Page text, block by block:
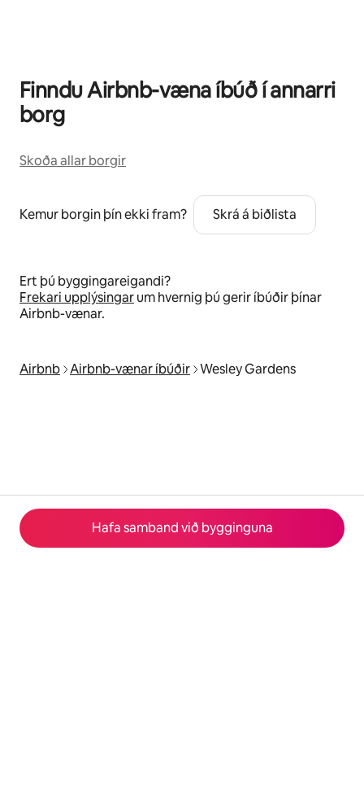
Hafa samband við bygginguna
Finndu Airbnb-væna íbúð í annarri
borg
Skoða allar borgir
Kemur borgin þín ekki fram? Skrá á biðlista
Ert þú byggingareigandi?
Frekari upplýsingarum hvernig þú gerir íbúðir þínar
Airbnb-vænar.
Airbnb Airbnb-vænar íbúðir Wesley Gardens